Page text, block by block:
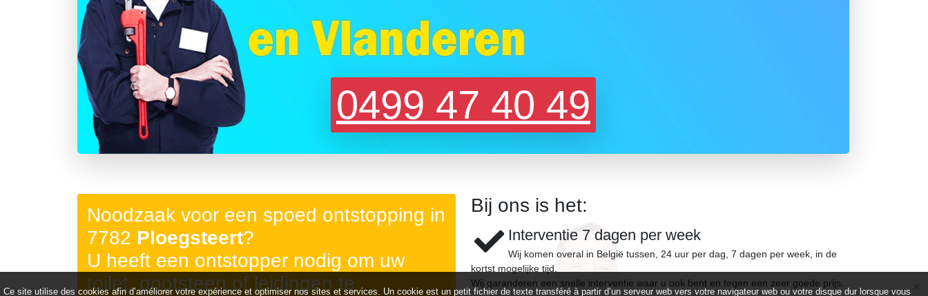
0499 47 40 49
Noodzaak voor een spoed ontstopping in
7782 Ploegsteert?
U heeft een ontstopper nodig om uw
toilet, gootsteen of leidingen te
Bij ons is het:
Interventie 7 dagen per week
Wij komen overal in België tussen, 24 uur per dag, 7 dagen per week, in de
kortst mogelijke tijd.
Wij garanderen een snelle interventie waar u ook bent en tegen een zeer goede prijs.
Ce site utilise des cookies afin d’améliorer votre expérience et optimiser nos sites et services. Un cookie est un petit fichier de texte transféré à partir d’un serveur web vers votre navigateur web ou votre disque dur lorsque vous